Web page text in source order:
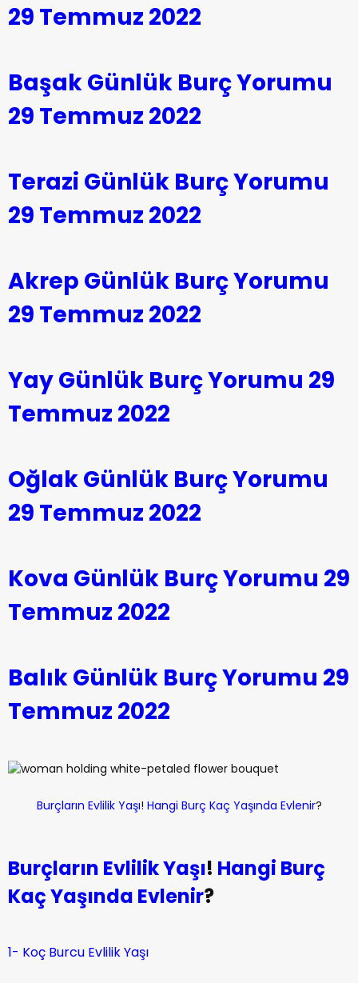
29 Temmuz 2022
Başak Günlük Burç Yorumu
29 Temmuz 2022
Terazi Günlük Burç Yorumu
29 Temmuz 2022
Akrep Günlük Burç Yorumu
29 Temmuz 2022
Yay Günlük Burç Yorumu 29
Temmuz 2022
Oğlak Günlük Burç Yorumu
29 Temmuz 2022
Kova Günlük Burç Yorumu 29
Temmuz 2022
Balık Günlük Burç Yorumu 29
Temmuz 2022
Burçların Evlilik Yaşı! Hangi Burç Kaç Yaşında Evlenir?
Burçların Evlilik Yaşı! Hangi Burç
Kaç Yaşında Evlenir?
1- Koç Burcu Evlilik Yaşı